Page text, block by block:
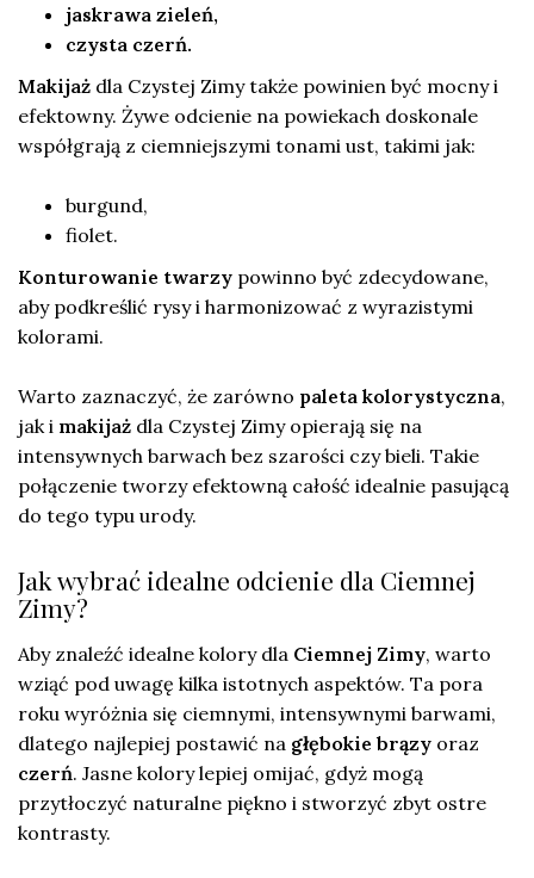
jaskrawa zieleń,
czysta czerń.
Makijaż dla Czystej Zimy także powinien być mocny i
efektowny. Żywe odcienie na powiekach doskonale
współgrają z ciemniejszymi tonami ust, takimi jak:
burgund,
fiolet.
Konturowanie twarzy powinno być zdecydowane,
aby podkreślić rysy i harmonizować z wyrazistymi
kolorami.
Warto zaznaczyć, że zarówno paleta kolorystyczna,
jak i makijaż dla Czystej Zimy opierają się na
intensywnych barwach bez szarości czy bieli. Takie
połączenie tworzy efektowną całość idealnie pasującą
do tego typu urody.
Jak wybrać idealne odcienie dla Ciemnej
Zimy?
Aby znaleźć idealne kolory dla Ciemnej Zimy, warto
wziąć pod uwagę kilka istotnych aspektów. Ta pora
roku wyróżnia się ciemnymi, intensywnymi barwami,
dlatego najlepiej postawić na głębokie brązy oraz
czerń. Jasne kolory lepiej omijać, gdyż mogą
przytłoczyć naturalne piękno i stworzyć zbyt ostre
kontrasty.